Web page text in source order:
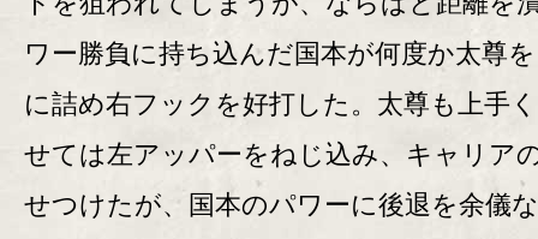
ワー勝負に持ち込んだ国本が何度か太尊
に詰め右フックを好打した。太尊も上手
せては左アッパーをねじ込み、キャリア
せつけたが、国本のパワーに後退を余儀